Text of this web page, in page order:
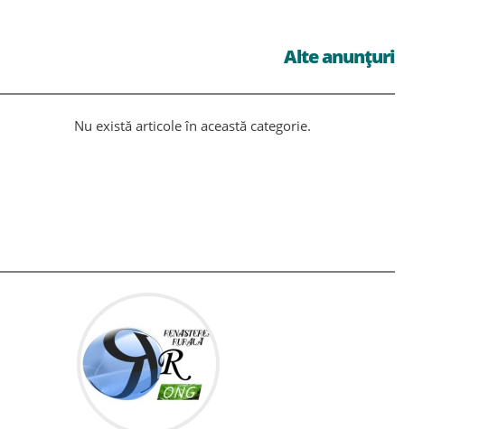
Alte anunțuri
Nu există articole în această categorie.